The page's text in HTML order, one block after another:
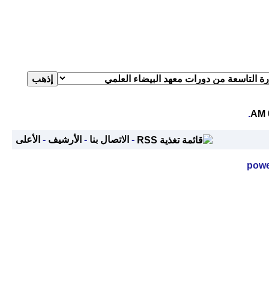
.
- الاتصال بنا - الأرشيف - الأعلى